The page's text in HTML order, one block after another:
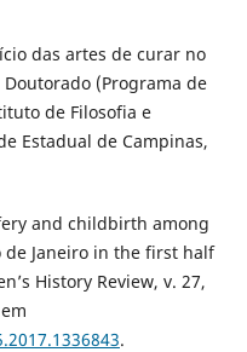
das artes de curar no
Doutorado (Programa de
de Filosofia e
Estadual de Campinas,
and childbirth among
Janeiro in the first half
History Review, v. 27,
.